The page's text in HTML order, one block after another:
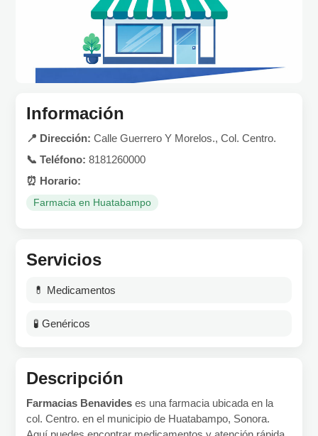
Información
📍 Dirección: Calle Guerrero Y Morelos., Col. Centro.
📞 Teléfono: 8181260000
⏰ Horario:
Farmacia en Huatabampo
Servicios
💊 Medicamentos
🧪 Genéricos
Descripción
Farmacias Benavides es una farmacia ubicada en la
col. Centro. en el municipio de Huatabampo, Sonora.